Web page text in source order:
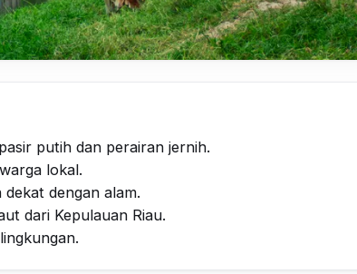
putih dan perairan jernih.
lokal.
dengan alam.
dari Kepulauan Riau.